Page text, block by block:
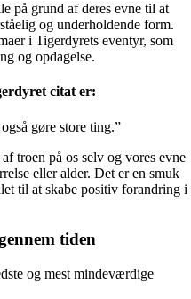
på grund af deres evne til at
og underholdende form.
i Tigerdyrets eventyr, som
og opdagelse.
citat er:
gøre store ting.”
​​troen på os selv og vores evne
eller alder. Det er en smuk
til at skabe positiv forandring i
tiden
og mest mindeværdige